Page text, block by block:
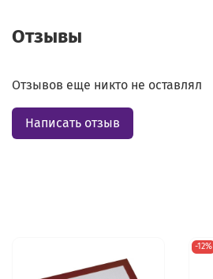
Отзывы
Отзывов еще никто не оставлял
Написать отзыв
-12%